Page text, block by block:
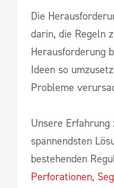
Die
darin, die Regeln
Herausforderung
Ideen so
Probleme
Unsere Erfahrung
spannendsten
bestehenden
Perforationen,